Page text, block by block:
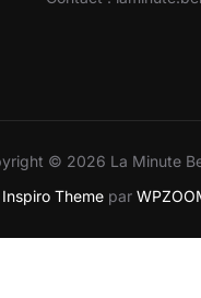
© 2026 La Minute
Inspiro Theme par